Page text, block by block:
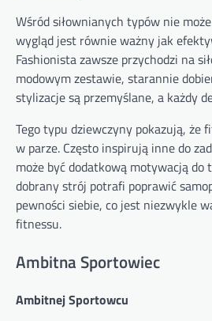
Wśród siłownianych typów nie
wygląd jest równie ważny jak
Fashionista zawsze przychodzi na
modowym zestawie, starannie
stylizacje są przemyślane, a każdy
Tego typu dziewczyny pokazują, że
w parze. Często inspirują inne do
może być dodatkową motywacją do
dobrany strój potrafi poprawić
pewności siebie, co jest niezwykle
fitnessu.
Ambitna Sportowiec
Ambitnej Sportowcu